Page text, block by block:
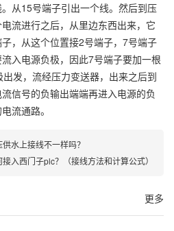
从15号端子引出一个线。然后到压
流进行之后，从里边东西出来，它
，从这个位置接2号端子，7号端子
入电源负极，因此7号端子要加一根
发，流经压力变送器，出来之后到
信号的负输出端端再进入电源的负
流通路。
水上接线不一样吗？
入西门子plc？（接线方法和计算公式）
更多